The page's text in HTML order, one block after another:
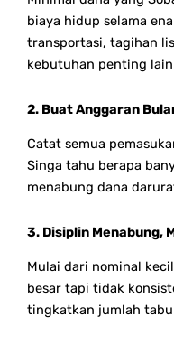
biaya hidup selama
transportasi, tagihan
kebutuhan penting
2. Buat Anggaran
Catat semua
Singa tahu berapa
menabung dana
3. Disiplin Menabung,
Mulai dari nominal
besar tapi tidak
tingkatkan jumlah